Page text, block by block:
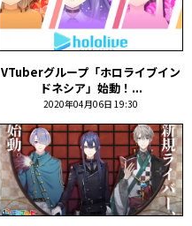
VTuberグループ「ホロライブイン
ドネシア」始動！...
2020年04月06日 19:30